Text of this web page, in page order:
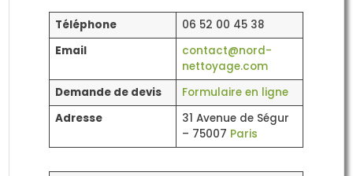
Téléphone
06 52 00 45 38
Email
contact@nord-
nettoyage.com
Demande de devis
Formulaire en ligne
Adresse
31 Avenue de Ségur
– 75007 Paris